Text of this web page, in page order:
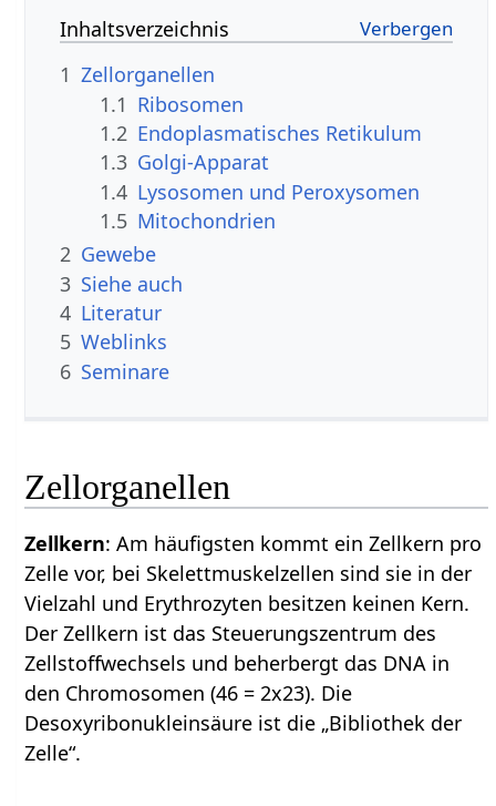
Inhaltsverzeichnis
1 Zellorganellen
1.1 Ribosomen
1.2 Endoplasmatisches Retikulum
1.3 Golgi-Apparat
1.4 Lysosomen und Peroxysomen
1.5 Mitochondrien
2 Gewebe
3 Siehe auch
4 Literatur
5 Weblinks
6 Seminare
Zellorganellen
Zellkern: Am häufigsten kommt ein Zellkern pro
Zelle vor, bei Skelettmuskelzellen sind sie in der
Vielzahl und Erythrozyten besitzen keinen Kern.
Der Zellkern ist das Steuerungszentrum des
Zellstoffwechsels und beherbergt das DNA in
den Chromosomen (46 = 2x23). Die
Desoxyribonukleinsäure ist die „Bibliothek der
Zelle“.